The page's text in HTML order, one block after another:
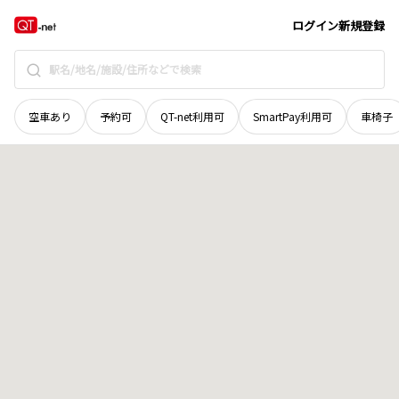
ログイン新規登録
空車あり 予約可 QT-net利用可 SmartPay利用可 車椅子
広島県